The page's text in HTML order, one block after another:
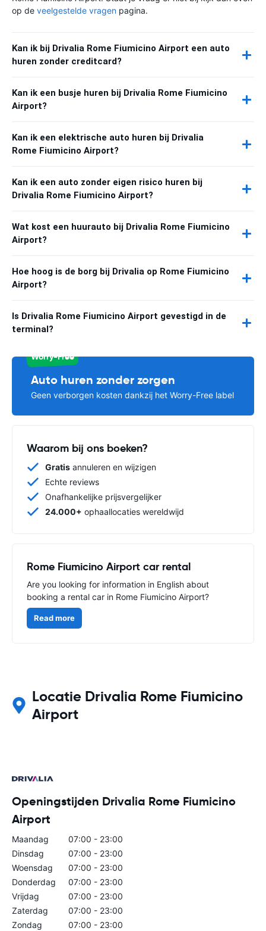
op de veelgestelde vragen pagina.
Kan ik bij Drivalia Rome Fiumicino Airport een auto
huren zonder creditcard?
Kan ik een busje huren bij Drivalia Rome Fiumicino
Airport?
Kan ik een elektrische auto huren bij Drivalia
Rome Fiumicino Airport?
Kan ik een auto zonder eigen risico huren bij
Drivalia Rome Fiumicino Airport?
Wat kost een huurauto bij Drivalia Rome Fiumicino
Airport?
Hoe hoog is de borg bij Drivalia op Rome Fiumicino
Airport?
Is Drivalia Rome Fiumicino Airport gevestigd in de
terminal?
Worry-Free
Auto huren zonder zorgen
Geen verborgen kosten dankzij het Worry-Free label
Waarom bij ons boeken?
Gratis annuleren en wijzigen
Echte reviews
Onafhankelijke prijsvergelijker
24.000+ ophaallocaties wereldwijd
Rome Fiumicino Airport car rental
Are you looking for information in English about
booking a rental car in Rome Fiumicino Airport?
Read more
Locatie Drivalia Rome Fiumicino
Airport
Openingstijden Drivalia Rome Fiumicino
Airport
Maandag
07:00 - 23:00
Dinsdag
07:00 - 23:00
Woensdag
07:00 - 23:00
Donderdag
07:00 - 23:00
Vrijdag
07:00 - 23:00
Zaterdag
07:00 - 23:00
Zondag
07:00 - 23:00